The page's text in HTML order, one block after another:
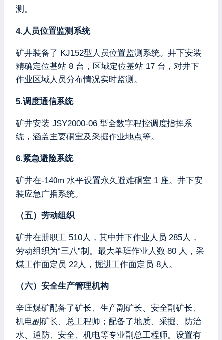
测。
4.人员位置监测系统
矿井装备了 KJ152型人员位置监测系统。井下安装
精确定位基站 8 台，区域定位基站 17 台，对井下
作业区域人员分布情况实时监测。
5.调度通信系统
矿井安装 JSY2000-06 型全数字程控调度指挥系
统，涵盖主要硐室及采掘作业地点等。
6.紧急避险系统
矿井在-140m 水平设置永久避难硐室 1 座。井下安
装应急广播系统。
（五）劳动组织
矿井在册职工 510人，其中井下作业人员 285人，
劳动组织为“三八”制。最大单班作业人数 80 人，采
煤工作面定员 22人，掘进工作面定员 8人。
（六）安全生产管理机构
辛庄煤矿配备了矿长、生产副矿长、安全副矿长、
机电副矿长、总工程师；配备了地质、采掘、防治
水、通防、安全、机电等专业副总工程师。设置有